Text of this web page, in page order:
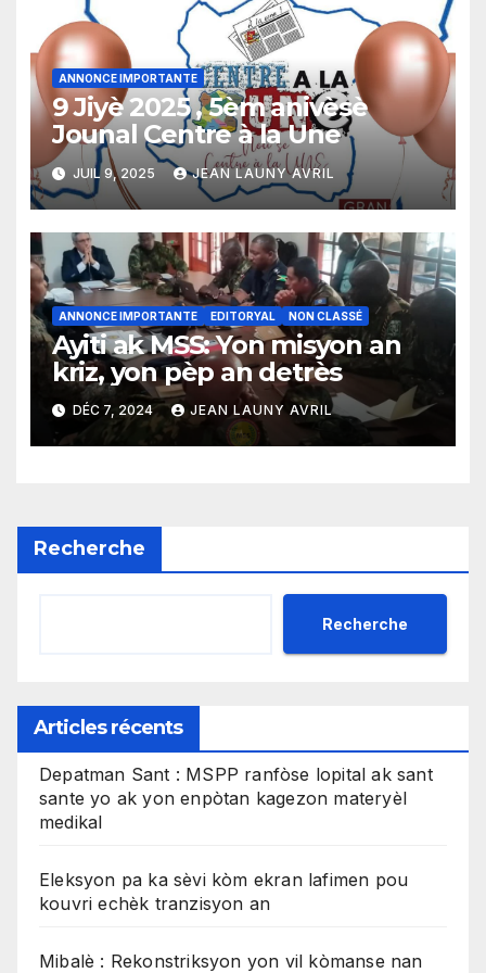
ANNONCE IMPORTANTE
9 Jiyè 2025 , 5èm anivèsè
Jounal Centre à la Une
JUIL 9, 2025 JEAN LAUNY AVRIL
ANNONCE IMPORTANTE EDITORYAL NON CLASSÉ
Ayiti ak MSS: Yon misyon an
kriz, yon pèp an detrès
DÉC 7, 2024 JEAN LAUNY AVRIL
Recherche
Recherche
Articles récents
Depatman Sant : MSPP ranfòse lopital ak sant
sante yo ak yon enpòtan kagezon materyèl
medikal
Eleksyon pa ka sèvi kòm ekran lafimen pou
kouvri echèk tranzisyon an
Mibalè : Rekonstriksyon yon vil kòmanse nan